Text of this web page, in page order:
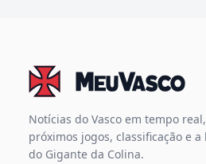
Notícias do Vasco em tempo
próximos jogos, classificação e
do Gigante da Colina.